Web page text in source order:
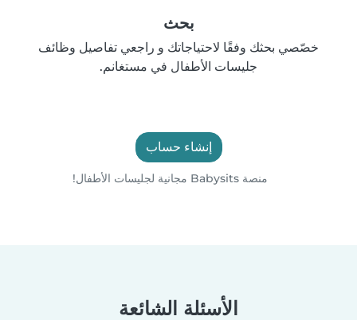
بحث
خصّصي بحثك وفقًا لاحتياجاتك و راجعي تفاصيل وظائف
جليسات الأطفال في مستغانم.
إنشاء حساب
منصة Babysits مجانية لجليسات الأطفال!
الأسئلة الشائعة